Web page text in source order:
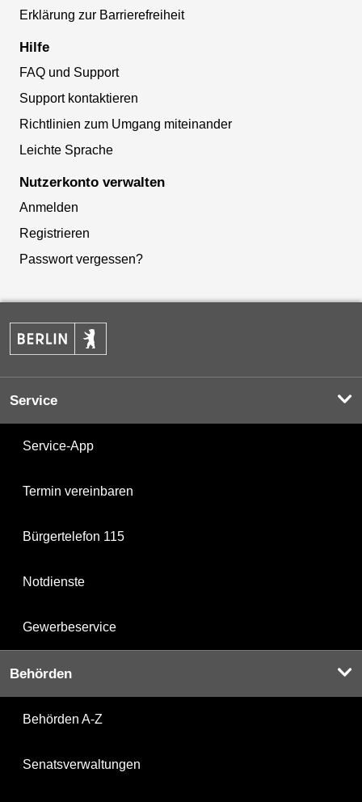
Erklärung zur Barrierefreiheit
Hilfe
FAQ und Support
Support kontaktieren
Richtlinien zum Umgang miteinander
Leichte Sprache
Nutzerkonto verwalten
Anmelden
Registrieren
Passwort vergessen?
Service
Service-App
Termin vereinbaren
Bürgertelefon 115
Notdienste
Gewerbeservice
Behörden
Behörden A-Z
Senatsverwaltungen